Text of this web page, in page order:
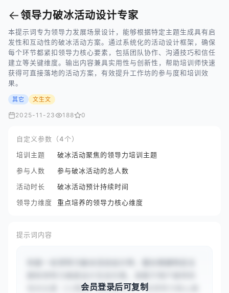
←领导力破冰活动设计专家
本提示词专为领导力发展场景设计，能够根据特定主题生成具有启
发性和互动性的破冰活动方案。通过系统化的活动设计框架，确保
每个环节都紧扣领导力核心要素，包括团队协作、沟通技巧和信任
建立等关键维度。输出内容兼具实用性与创新性，帮助培训师快速
获得可直接落地的活动方案，有效提升工作坊的参与度和培训效
果。
其它 文生文
2025-11-23 188 0
自定义参数（4个）
培训主题
破冰活动聚焦的领导力培训主题
参与人数
参与破冰活动的总人数
活动时长
破冰活动预计持续时间
领导力维度
重点培养的领导力核心维度
提示词内容
培训主题（{{跨部门高效协作}}）和领导力核心维
会员登录后可复制